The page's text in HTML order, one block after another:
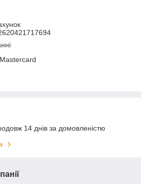
14 днів за домовленістю